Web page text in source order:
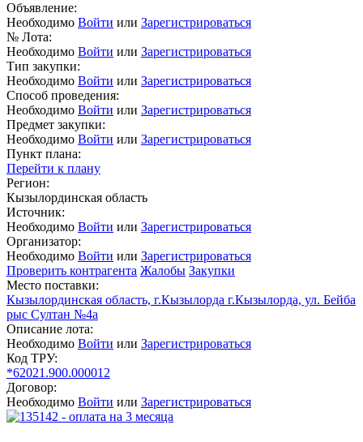
Объявление:
Необходимо Войти или Зарегистрироваться
№ Лота:
Необходимо Войти или Зарегистрироваться
Тип закупки:
Необходимо Войти или Зарегистрироваться
Способ проведения:
Необходимо Войти или Зарегистрироваться
Предмет закупки:
Необходимо Войти или Зарегистрироваться
Пункт плана:
Перейти к плану
Регион:
Кызылординская область
Источник:
Необходимо Войти или Зарегистрироваться
Организатор:
Необходимо Войти или Зарегистрироваться
Проверить контрагента Жалобы Закупки
Место поставки:
Кызылординская область, г.Кызылорда г.Кызылорда, ул. Бейба
рыс Султан №4а
Описание лота:
Необходимо Войти или Зарегистрироваться
Код ТРУ:
*62021.900.000012
Договор:
Необходимо Войти или Зарегистрироваться